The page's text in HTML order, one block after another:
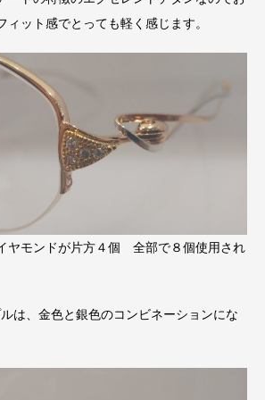
ット感でとっても軽く感じます。
ヤモンドが片方４個 全部で８個使用され
は、金色と銀色のコンビネーションにな